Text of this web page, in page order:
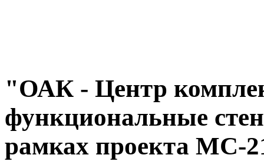
"ОАК - Центр
функциональные
рамках проекта МС-